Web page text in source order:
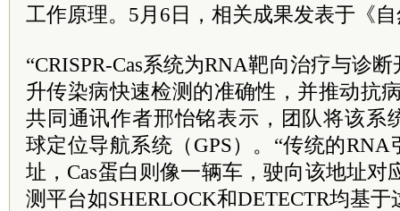
工作原理。5月6日，相关成果发表于《
“CRISPR-Cas系统为RNA靶向治疗与诊
升传染病快速检测的准确性，并推动抗
共同通讯作者邢怡铭表示，团队将该系
球定位导航系统（GPS）。“传统的
址，Cas蛋白则像一辆车，驶向该地址
测平台如SHERLOCK和DETECTR均基于